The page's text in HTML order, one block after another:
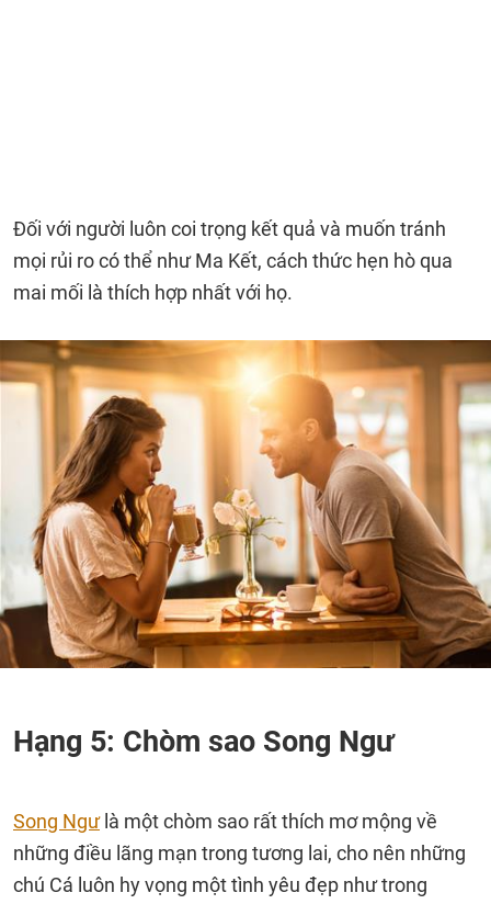
Đối với người luôn coi trọng kết quả và muốn tránh
mọi rủi ro có thể như Ma Kết, cách thức hẹn hò qua
mai mối là thích hợp nhất với họ.
Hạng 5: Chòm sao Song Ngư
Song Ngưlà một chòm sao rất thích mơ mộng về
những điều lãng mạn trong tương lai, cho nên những
chú Cá luôn hy vọng một tình yêu đẹp như trong